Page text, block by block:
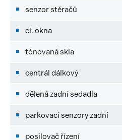
senzor stěračů
el. okna
tónovaná skla
centrál dálkový
dělená zadní sedadla
parkovací senzory zadní
posilovač řízení